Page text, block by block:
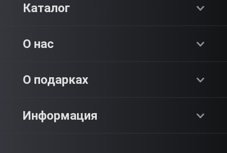
Каталог
О нас
О компании
О подарках
Как это работает?
Информация